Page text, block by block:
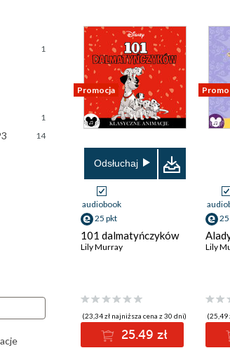
1
1
14
Promocja
Odsłuchaj
audiobook
25 pkt
101 dalmatyńczyków
Lily Murray
(23,34 zł najniższa cena z 30 dni)
25.49 zł
Lily
(25,49